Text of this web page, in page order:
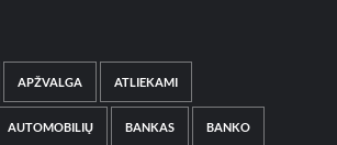
APŽVALGA ATLIEKAMI
AUTOMOBILIŲ BANKAS BANKO